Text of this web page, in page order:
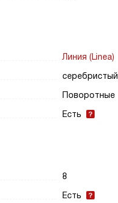
Линия (Linea)
серебристый
Поворотные
Есть
8
Есть